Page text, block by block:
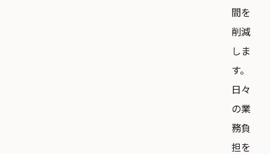
間を
削減
しま
す。
日々
の業
務負
担を